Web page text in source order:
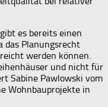
es bereits einen
das Planungsrecht
werden können.
und nicht für
Sabine Pawlowski vom
Wohnbauprojekte in